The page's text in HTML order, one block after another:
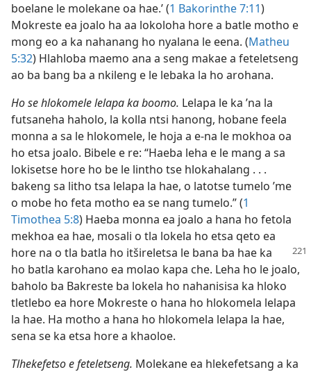
boelane le molekane oa hae.’ (1 Bakorinthe 7:11)
Mokreste ea joalo ha aa lokoloha hore a batle motho e
mong eo a ka nahanang ho nyalana le eena. (Matheu
5:32) Hlahloba maemo ana a seng makae a feteletseng
ao ba bang ba a nkileng e le lebaka la ho arohana.
Ho se hlokomele lelapa ka boomo. Lelapa le ka ’na la
futsaneha haholo, la kolla ntsi hanong, hobane feela
monna a sa le hlokomele, le hoja a e-na le mokhoa oa
ho etsa joalo. Bibele e re: “Haeba leha e le mang a sa
lokisetse hore ho be le lintho tse hlokahalang . . .
bakeng sa litho tsa lelapa la hae, o latotse tumelo ’me
o mobe ho feta motho ea se nang tumelo.” (1
Timothea 5:8) Haeba monna ea joalo a hana ho fetola
mekhoa ea hae, mosali o tla lokela ho etsa qeto ea
hore na o tla batla ho itšireletsa le bana ba hae ka
ho batla karohano ea molao kapa che. Leha ho le joalo,
baholo ba Bakreste ba lokela ho nahanisisa ka hloko
tletlebo ea hore Mokreste o hana ho hlokomela lelapa
la hae. Ha motho a hana ho hlokomela lelapa la hae,
sena se ka etsa hore a khaoloe.
Tlhekefetso e feteletseng. Molekane ea hlekefetsang a ka